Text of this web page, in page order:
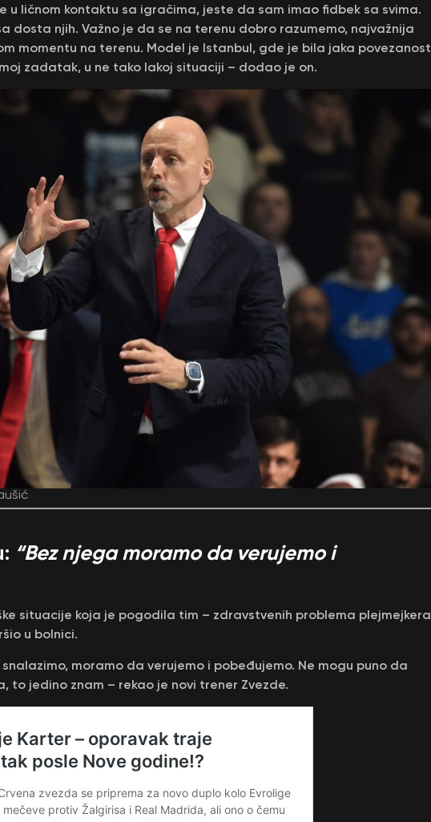
u ličnom kontaktu sa igračima, jeste da sam imao fidbek sa svima.
dosta njih. Važno je da se na terenu dobro razumemo, najvažnija
momentu na terenu. Model je Istanbul, gde je bila jaka povezanost
zadatak, u ne tako lakoj situaciji – dodao je on.
“Bez njega moramo da verujemo i
situacije koja je pogodila tim – zdravstvenih problema plejmejkera
u bolnici.
moramo da verujemo i pobeđujemo. Ne mogu puno da
to jedino znam – rekao je novi trener Zvezde.